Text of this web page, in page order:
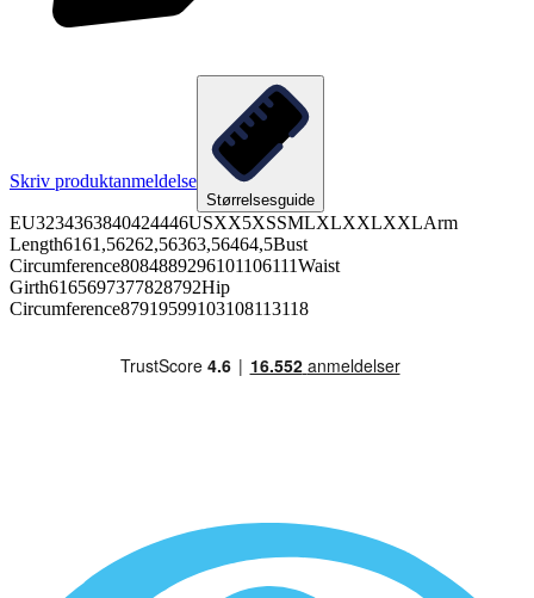
Skriv produktanmeldelse
Størrelsesguide
EU3234363840424446USXX5XSSMLXLXXLXXLArm
Length6161,56262,56363,56464,5Bust
Circumference8084889296101106111Waist
Girth6165697377828792Hip
Circumference87919599103108113118